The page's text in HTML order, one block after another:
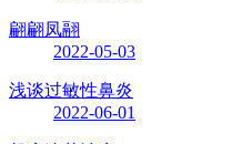
翩翩凤翮
2022-05-03
浅谈过敏性鼻炎
2022-06-01